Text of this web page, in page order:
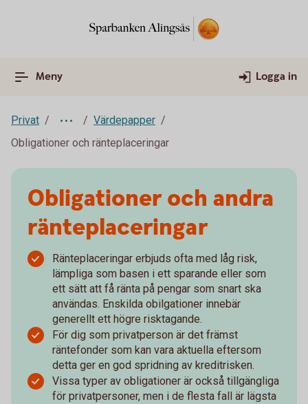
Meny Logga in
Privat
Värdepapper
Obligationer och ränteplaceringar
Obligationer och andra
ränteplaceringar
Ränteplaceringar erbjuds ofta med låg risk,
lämpliga som basen i ett sparande eller som
ett sätt att få ränta på pengar som snart ska
användas. Enskilda obilgationer innebär
generellt ett högre risktagande.
För dig som privatperson är det främst
räntefonder som kan vara aktuella eftersom
detta ger en god spridning av kreditrisken.
Vissa typer av obligationer är också tillgängliga
för privatpersoner, men i de flesta fall är lägsta